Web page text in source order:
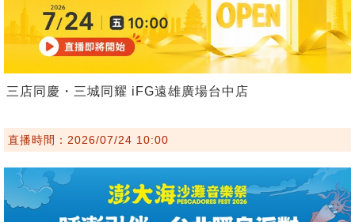
三店同慶・三城同耀 iFG遠雄廣場台中店
直播時間：2026/07/24 10:00